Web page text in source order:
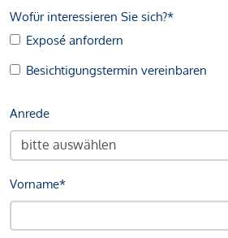
Wofür interessieren Sie sich?*
Exposé anfordern
Besichtigungstermin vereinbaren
Anrede
Vorname*